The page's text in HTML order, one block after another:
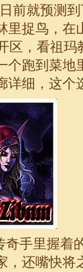
前就预测
里捉鸟，在
区，看祖玛
个跑到菜地
详细，这个
手里握着
，还嘴快将